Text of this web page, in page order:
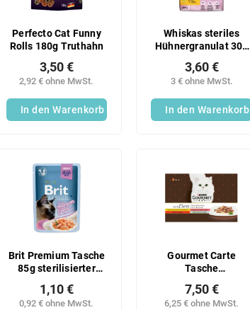
Perfecto Cat Funny
Rolls 180g Truthahn
2,92 € ohne MwSt.
3,50 €
In den Warenkorb
Whiskas steriles
Hühnergranulat 300
3 € ohne MwSt.
3,60 €
In den Warenkorb
Brit Premium Tasche
85g sterilisierter
0,92 € ohne MwSt.
1,10 €
Gourmet Carte
Tasche
tres
6,25 € ohne MwSt.
7,50 €